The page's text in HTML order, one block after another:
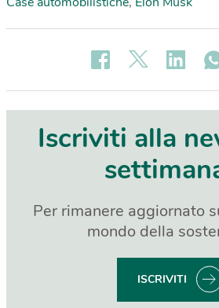
Iscriviti alla
Per rimanere aggiornato
mondo della
ISCRIVITI